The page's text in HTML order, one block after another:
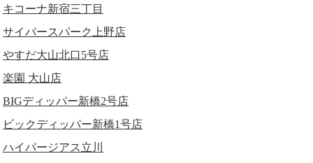
キコーナ新宿三丁目
サイバースパーク上野店
やすだ大山北口5号店
楽園 大山店
BIGディッパー新橋2号店
ビックディッパー新橋1号店
ハイパージアス立川